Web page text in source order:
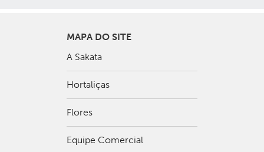
MAPA DO SITE
A Sakata
Hortaliças
Flores
Equipe Comercial